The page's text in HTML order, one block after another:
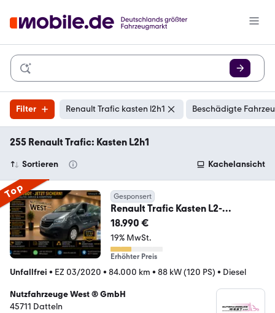
Filter Renault Trafic kasten l2h1 Beschädigte
255 Renault Trafic: Kasten L2h1
Sortieren Kachelansicht
Top Gesponsert
Renault Trafic Kasten L2-
H1*Lang*AHK*Garantie*1.Hand
18.990 €
19% MwSt.
Erhöhter Preis
Unfallfrei • EZ 03/2020 • 84.000 km • 88 kW (120 PS) • Diesel
Nutzfahrzeuge West ® GmbH
45711 Datteln